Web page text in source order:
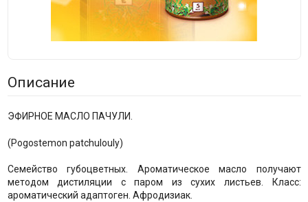
Описание
ЭФИРНОЕ МАСЛО ПАЧУЛИ.
(Pogostemon patchulouly)
Семейство губоцветных. Ароматическое масло получают
методом дистиляции с паром из сухих листьев. Класс:
ароматический адаптоген. Афродизиак.